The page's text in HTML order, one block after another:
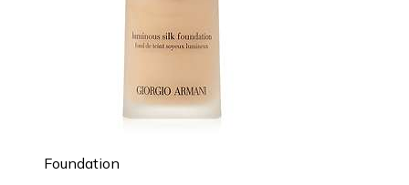
Foundation